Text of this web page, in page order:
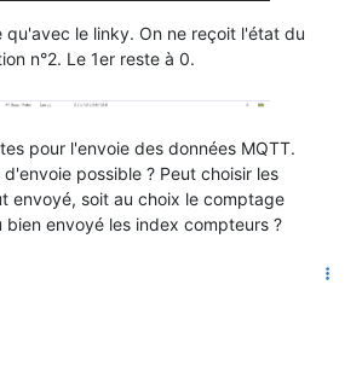
qu'avec le linky. On ne reçoit l'état du
n°2. Le 1er reste à 0.
pour l'envoie des données MQTT.
possible ? Peut choisir les
envoyé, soit au choix le comptage
bien envoyé les index compteurs ?